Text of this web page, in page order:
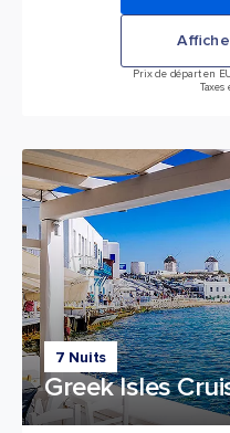
Prix de départ en
Taxes
7 Nuits
Greek Isles